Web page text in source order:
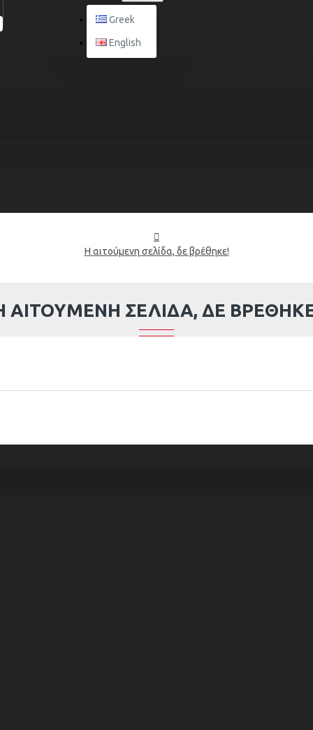
Greek
English
Η αιτούμενη σελίδα, δε βρέθηκε!
ΑΙΤΟΎΜΕΝΗ ΣΕΛΊΔΑ, ΔΕ